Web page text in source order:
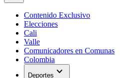
Contenido Exclusivo
Elecciones
Cali
Valle
Comunicadores en Comunas
Colombia
Deportes expand_more